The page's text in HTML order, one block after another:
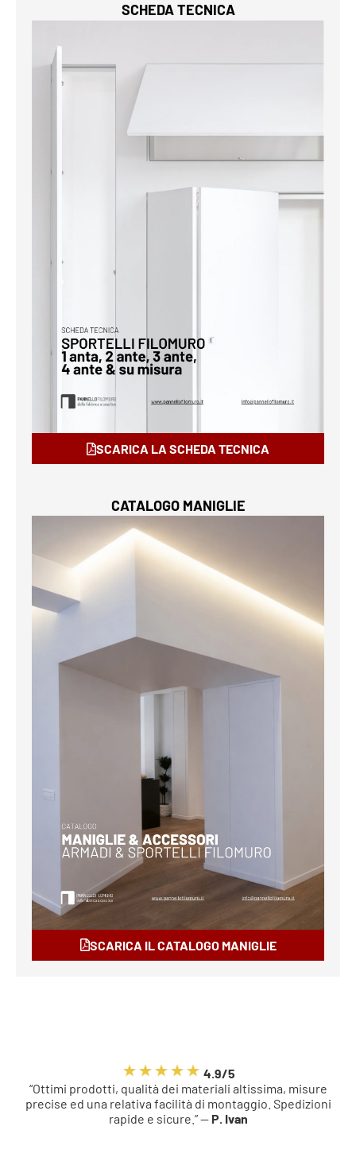
SCHEDA TECNICA
SCARICA LA SCHEDA TECNICA
CATALOGO MANIGLIE
SCARICA IL CATALOGO MANIGLIE
4.9/5
“Ottimi prodotti, qualità dei materiali altissima, misure
precise ed una relativa facilità di montaggio. Spedizioni
rapide e sicure.” — P. Ivan